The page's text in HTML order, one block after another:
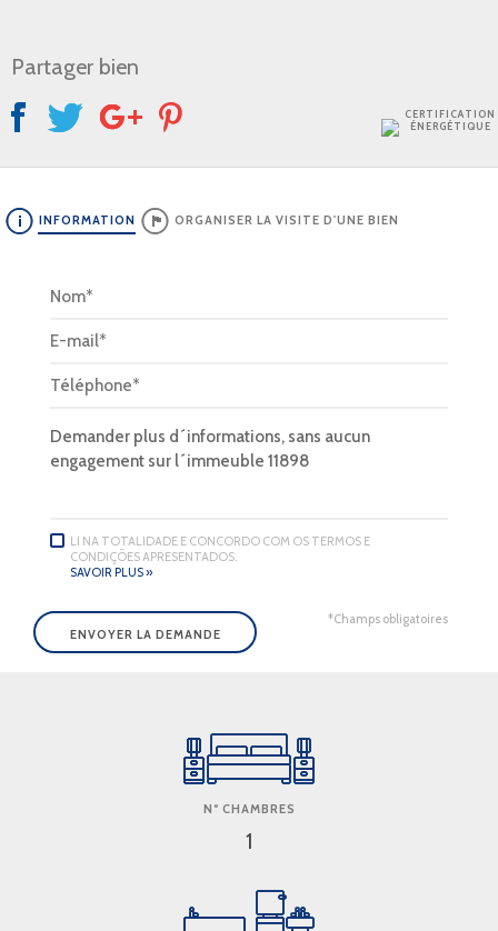
CERTIFICATION
ÉNERGÉTIQUE
Partager bien
INFORMATION ORGANISER LA VISITE D'UNE BIEN
LI NA TOTALIDADE E CONCORDO COM OS TERMOS E
CONDIÇÕES APRESENTADOS.
SAVOIR PLUS »
*Champs obligatoires
Nº CHAMBRES
1